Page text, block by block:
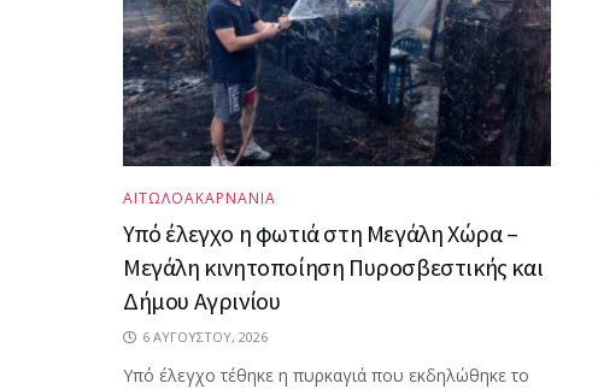
ΑΙΤΩΛΟΑΚΑΡΝΑΝΙΑ
Υπό έλεγχο η φωτιά στη Μεγάλη Χώρα –
Μεγάλη κινητοποίηση Πυροσβεστικής και
Δήμου Αγρινίου
6 ΑΥΓΟΎΣΤΟΥ, 2026
Υπό έλεγχο τέθηκε η πυρκαγιά που εκδηλώθηκε το